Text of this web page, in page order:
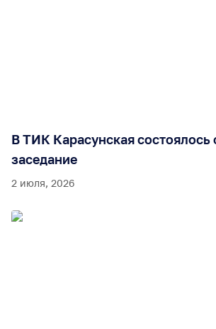
В ТИК Карасунская состоялось
заседание
2 июля, 2026